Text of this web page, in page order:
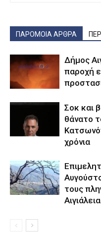
ΠΑΡΟΜΟΙΑ ΑΡΘΡΑ
Δήμος
παροχή
Σοκ και
θάνατο
χρόνια
τους